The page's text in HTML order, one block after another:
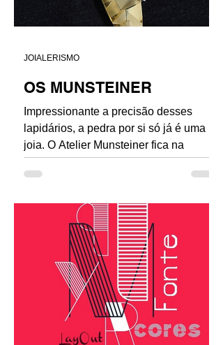
OS MUNSTEINER
Impressionante a precisão desses
lapidários, a pedra por si só já é uma
joia. O Atelier Munsteiner fica na
Alemanha. Hedeiro de uma...
JOIALERISMO